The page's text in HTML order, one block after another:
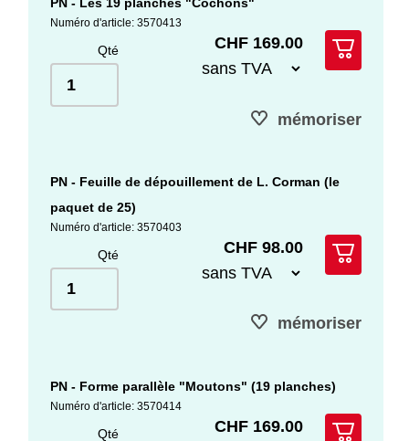
PN - Les 19 planches "Cochons"
Numéro d'article: 3570413
Qté CHF 169.00
mémoriser
PN - Feuille de dépouillement de L. Corman (le
paquet de 25)
Numéro d'article: 3570403
Qté CHF 98.00
mémoriser
PN - Forme parallèle "Moutons" (19 planches)
Numéro d'article: 3570414
Qté CHF 169.00